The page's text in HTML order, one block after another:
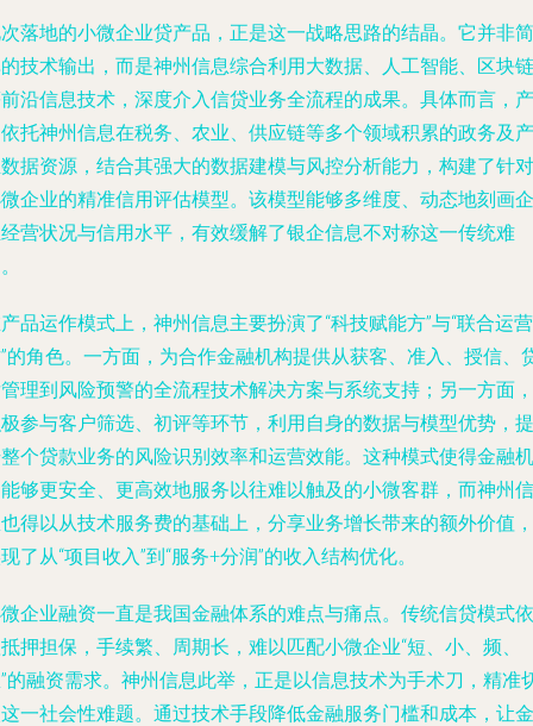
落地的小微企业贷产品，正是这一战略思路的结晶。它并非简
技术输出，而是神州信息综合利用大数据、人工智能、区块链
沿信息技术，深度介入信贷业务全流程的成果。具体而言，产
托神州信息在税务、农业、供应链等多个领域积累的政务及产
据资源，结合其强大的数据建模与风控分析能力，构建了针对
企业的精准信用评估模型。该模型能够多维度、动态地刻画企
营状况与信用水平，有效缓解了银企信息不对称这一传统难
品运作模式上，神州信息主要扮演了“科技赋能方”与“联合运营
的角色。一方面，为合作金融机构提供从获客、准入、授信、
理到风险预警的全流程技术解决方案与系统支持；另一方面，
参与客户筛选、初评等环节，利用自身的数据与模型优势，提
个贷款业务的风险识别效率和运营效能。这种模式使得金融机
够更安全、更高效地服务以往难以触及的小微客群，而神州信
得以从技术服务费的基础上，分享业务增长带来的额外价值，
了从“项目收入”到“服务+分润”的收入结构优化。
企业融资一直是我国金融体系的难点与痛点。传统信贷模式依
押担保，手续繁、周期长，难以匹配小微企业“短、小、频、
的融资需求。神州信息此举，正是以信息技术为手术刀，精准
一社会性难题。通过技术手段降低金融服务门槛和成本，让金